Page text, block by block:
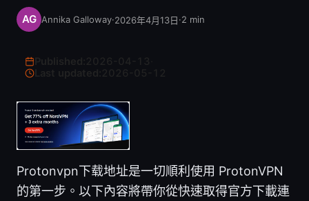
Annika Galloway·2026年4月13日·2 min
Last updated:
Protonvpn下载地址是一切順利使用 ProtonVPN
的第一步。以下內容將帶你從快速取得官方下載連